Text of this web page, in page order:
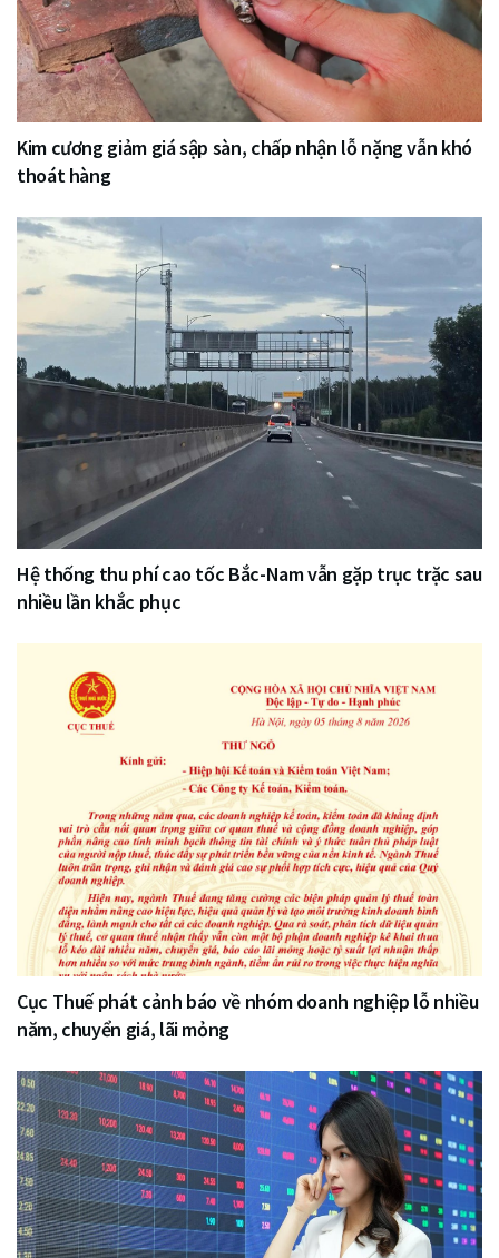
Kim cương giảm giá sập sàn, chấp nhận lỗ nặng vẫn khó
thoát hàng
Hệ thống thu phí cao tốc Bắc-Nam vẫn gặp trục trặc sau
nhiều lần khắc phục
Cục Thuế phát cảnh báo về nhóm doanh nghiệp lỗ nhiều
năm, chuyển giá, lãi mỏng